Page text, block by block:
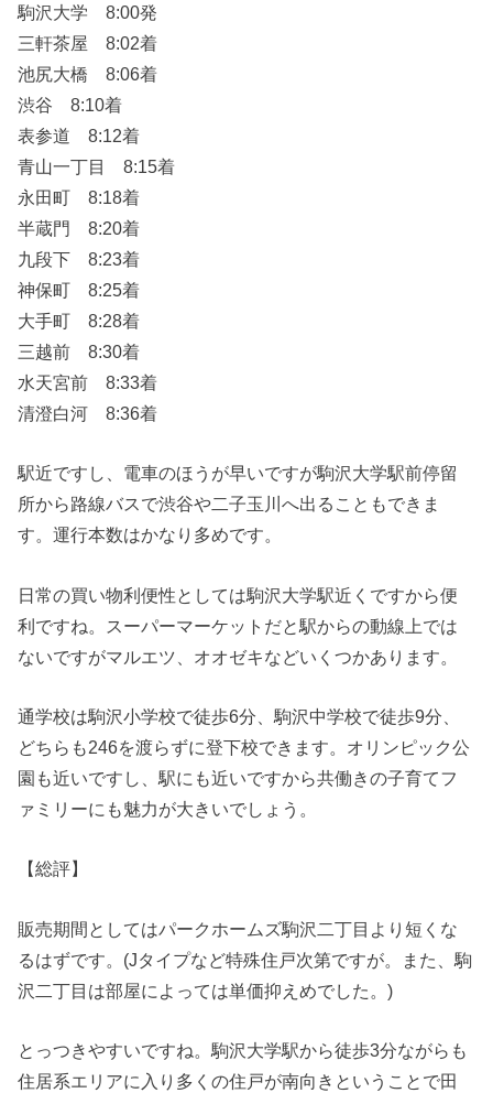
駒沢大学 8:00発
三軒茶屋 8:02着
池尻大橋 8:06着
渋谷 8:10着
表参道 8:12着
青山一丁目 8:15着
永田町 8:18着
半蔵門 8:20着
九段下 8:23着
神保町 8:25着
大手町 8:28着
三越前 8:30着
水天宮前 8:33着
清澄白河 8:36着
駅近ですし、電車のほうが早いですが駒沢大学駅前停留
所から路線バスで渋谷や二子玉川へ出ることもできま
す。運行本数はかなり多めです。
日常の買い物利便性としては駒沢大学駅近くですから便
利ですね。スーパーマーケットだと駅からの動線上では
ないですがマルエツ、オオゼキなどいくつかあります。
通学校は駒沢小学校で徒歩6分、駒沢中学校で徒歩9分、
どちらも246を渡らずに登下校できます。オリンピック公
園も近いですし、駅にも近いですから共働きの子育てフ
ァミリーにも魅力が大きいでしょう。
【総評】
販売期間としてはパークホームズ駒沢二丁目より短くな
るはずです。(Jタイプなど特殊住戸次第ですが。また、駒
沢二丁目は部屋によっては単価抑えめでした。)
とっつきやすいですね。駒沢大学駅から徒歩3分ながらも
住居系エリアに入り多くの住戸が南向きということで田